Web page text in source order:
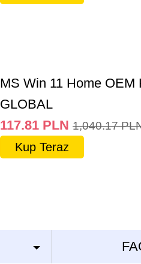
MS Win 11 Home OEM
GLOBAL
117.81 PLN 1,040.17
Kup Teraz